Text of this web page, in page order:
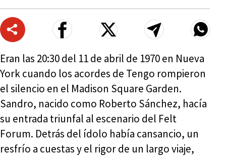
Eran las 20:30 del 11 de abril de 1970 en Nueva
York cuando los acordes de Tengo rompieron
el silencio en el Madison Square Garden.
Sandro, nacido como Roberto Sánchez, hacía
su entrada triunfal al escenario del Felt
Forum. Detrás del ídolo había cansancio, un
resfrío a cuestas y el rigor de un largo viaje,